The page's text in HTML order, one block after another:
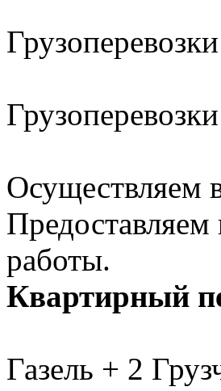
Осуществляем
Предоставляем
работы.
Квартирный
Газель + 2